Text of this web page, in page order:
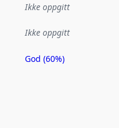
Ikke oppgitt
Ikke oppgitt
Metadatakvalitet
God (60%)